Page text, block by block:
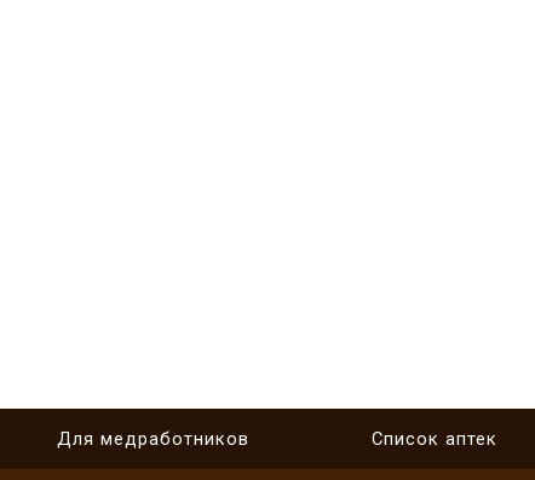
Для медработников Cписок аптек